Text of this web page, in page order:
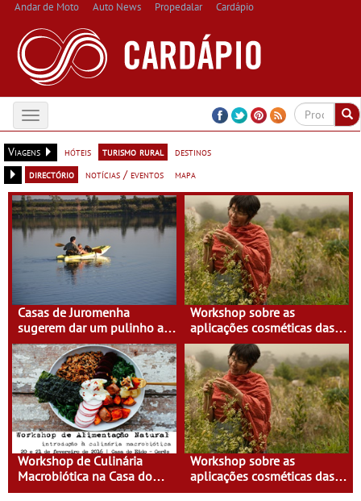
Andar de Moto Auto News Propedalar Cardápio
Toggle
navigation
Viagens
hóteis turismo rural
destinos
directório
notícias / eventos mapa
Casas de Juromenha
sugerem dar um pulinho a
Espanha de caiaque
Workshop sobre as
aplicações cosméticas das
plantas na Casa do Eido –
Gerês
Workshop de Culinária
Macrobiótica na Casa do
Eido
Workshop sobre as
aplicações cosméticas das
plantas na Casa do Eido –